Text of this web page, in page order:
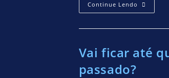
Continue Lendo
Vai ficar até
passado?